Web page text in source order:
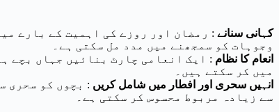
کہانی سنانے : رمضان اور روزے کی اہمیت کے بارے
وجوہات کو سمجھنے میں مدد مل سکتی ہے۔
انعام کا نظام : ایک انعامی چارٹ بنائیں جہاں بچے
میں کر سکتے ہیں۔
انہیں سحری اور افطار میں شامل کریں : بچوں کو سحری
سے زیادہ مربوط محسوس کر سکتی ہے۔